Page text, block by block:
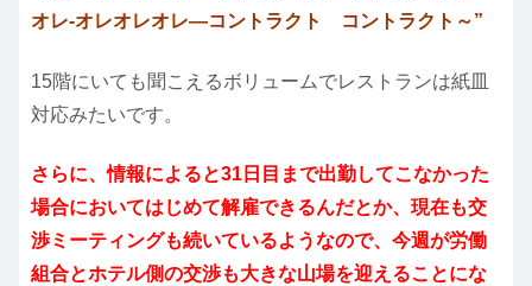
オレ‐オレオレオレ―コントラクト コントラクト～”
15階にいても聞こえるボリュームでレストランは紙皿
対応みたいです。
さらに、情報によると31日目まで出勤してこなかった
場合においてはじめて解雇できるんだとか、現在も交
渉ミーティングも続いているようなので、今週が労働
組合とホテル側の交渉も大きな山場を迎えることにな